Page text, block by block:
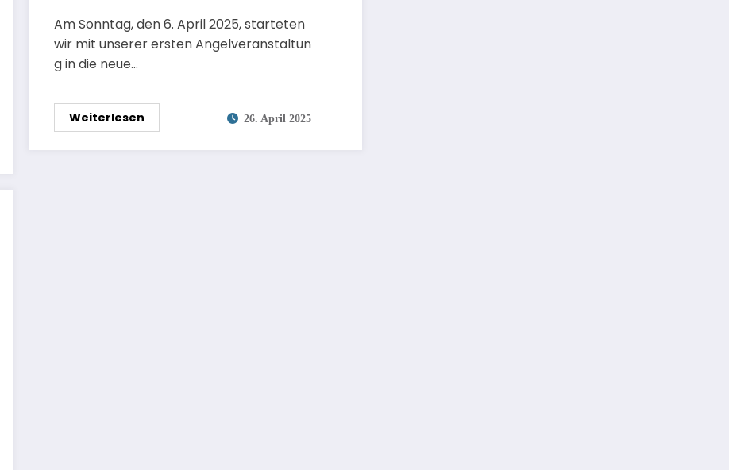
Am Sonntag, den 6. April 2025, starteten
wir mit unserer ersten Angelveranstaltun
g in die neue…
Weiterlesen 26. April 2025